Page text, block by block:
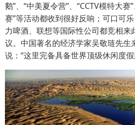
鹅”、“中美夏令营”、“CCTV模特大赛
赛”等活动都收到很好反响；可口可
力啤酒、联想等国际性公司都竞相来
议。中国著名的经济学家吴敬琏先生
说：“这里完备具备世界顶级休闲度